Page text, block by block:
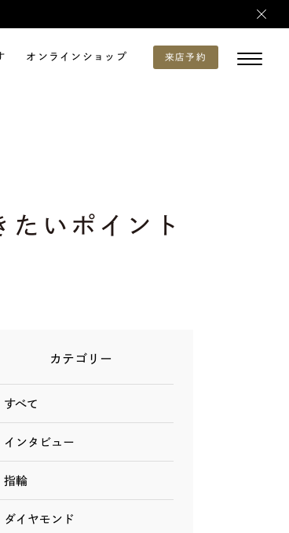
オンラインショップ 来店予約
いポイント
カテゴリー
すべて
インタビュー
指輪
ダイヤモンド